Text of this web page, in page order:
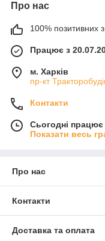
Про нас
100% позитивних з
Працює з
м. Харків
пр-кт
Контакти
Сьогодні
Показати весь
Про нас
Контакти
Доставка та оплата